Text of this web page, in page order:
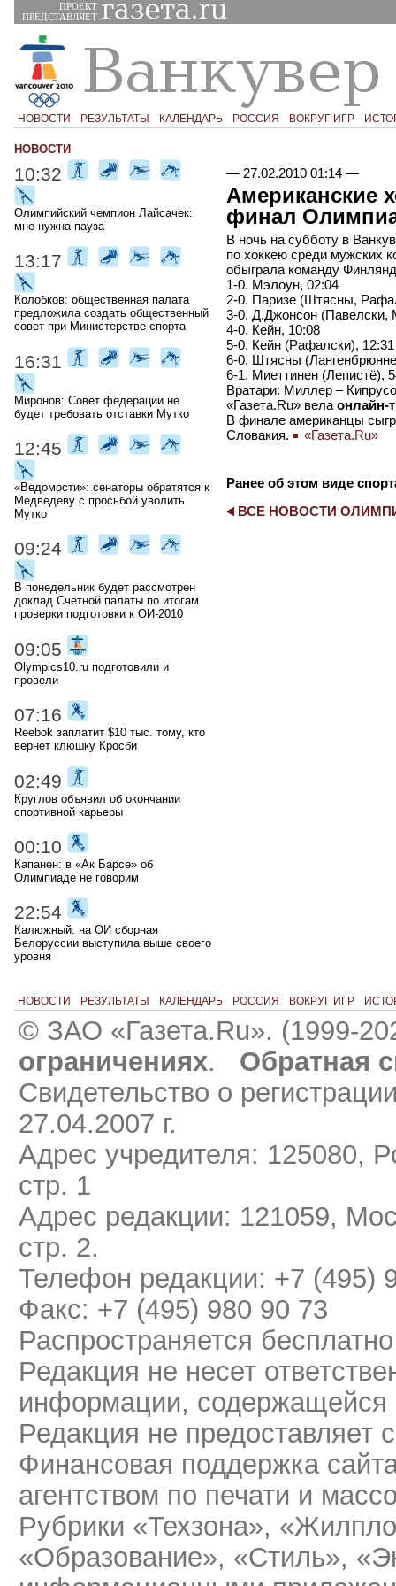
ПРОЕКТ
ПРЕДСТАВЛЯЕТ
НОВОСТИ РЕЗУЛЬТАТЫ КАЛЕНДАРЬ РОССИЯ ВОКРУГ ИГР
— 27.02.2010 01:14—
Американские
финал
В ночь на субботу в
по хоккею среди мужских
обыграла команду
1-0. Мэлоун, 02:04
2-0. Паризе (Штясны,
3-0. Д.Джонсон (Павелски,
4-0. Кейн, 10:08
5-0. Кейн (Рафалски), 12:31
6-0. Штясны
6-1. Миеттинен (Лепистё),
Вратари: Миллер –
«Газета.Ru» вела онлайн-
В финале американцы
Словакия.
«Газета.Ru»
Ранее об этом виде
ВСЕ НОВОСТИ
НОВОСТИ
10:32
Олимпийский чемпион Лайсачек:
мне нужна пауза
13:17
Колобков: общественная палата
предложила создать общественный
совет при Министерстве спорта
16:31
Миронов: Совет федерации не
будет требовать отставки Мутко
12:45
«Ведомости»: сенаторы обратятся к
Медведеву с просьбой уволить
Мутко
09:24
В понедельник будет рассмотрен
доклад Счетной палаты по итогам
проверки подготовки к ОИ-2010
09:05
Olympics10.ru подготовили и
провели
07:16
Reebok заплатит $10 тыс. тому, кто
вернет клюшку Кросби
02:49
Круглов объявил об окончании
спортивной карьеры
00:10
Капанен: в «Ак Барсе» об
Олимпиаде не говорим
22:54
Калюжный: на ОИ сборная
Белоруссии выступила выше своего
уровня
НОВОСТИ РЕЗУЛЬТАТЫ КАЛЕНДАРЬ РОССИЯ ВОКРУГ ИГР
© ЗАО «Газета.Ru». (1999-
ограничениях.
Обратная
Свидетельство о
27.04.2007 г.
Адрес учредителя: 125080,
стр. 1
Адрес редакции: 121059,
стр. 2.
Телефон редакции: +7 (495)
Факс: +7 (495) 980 90 73
Распространяется бесплатно
Редакция не несет
информации, содержащейся
Редакция не предоставляет
Финансовая поддержка
агентством по печати и
Рубрики «Техзона»,
«Образование», «Стиль»,